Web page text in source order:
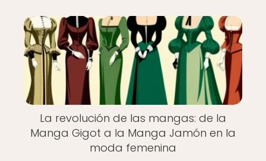
La revolución de las mangas: de la
Manga Gigot a la Manga Jamón en la
moda femenina